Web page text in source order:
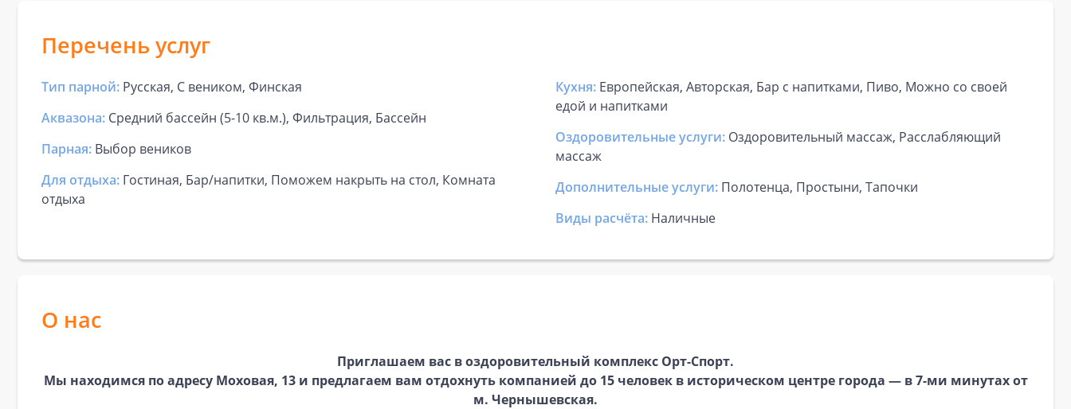
Перечень услуг
Тип парной: Русская, С веником, Финская
Аквазона: Средний бассейн (5-10 кв.м.), Фильтрация, Бассейн
Парная: Выбор веников
Для отдыха: Гостиная, Бар/напитки, Поможем накрыть на стол, Комната
отдыха
Кухня: Европейская, Авторская, Бар с напитками, Пиво, Можно со своей
едой и напитками
Оздоровительные услуги: Оздоровительный массаж, Расслабляющий
массаж
Дополнительные услуги: Полотенца, Простыни, Тапочки
Виды расчёта: Наличные
О нас
Приглaшaeм вac в oздоровительный комплекс Орт-Спорт.
Мы находимся по адресу Моховая, 13 и предлaгaeм вам отдохнуть компанией до 15 человек в историческом центре города — в 7-ми минутах от
м. Чернышевская.